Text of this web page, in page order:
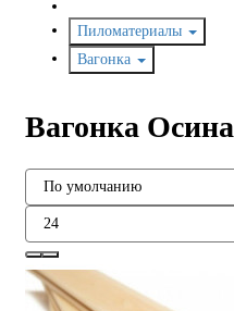
Пиломатериалы
Вагонка
Вагонка Осина